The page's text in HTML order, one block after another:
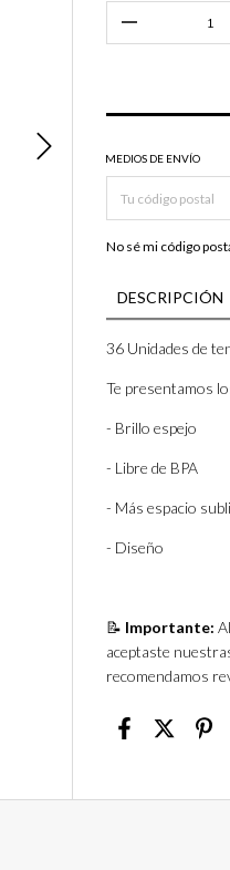
MEDIOS DE ENVÍO
No sé mi código
DESCRIPCIÓN
36 Unidades de
Te presentamos
- Brillo espejo
- Libre de BPA
- Más espacio
- Diseño
📝 Importante:
aceptaste
recomendamos